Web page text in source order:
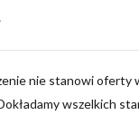
nie stanowi oferty
wszelkich